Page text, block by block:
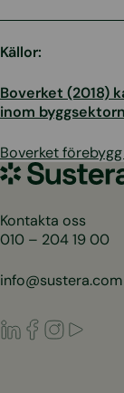
Källor:
Boverket (2018)
inom byggsektorn
Boverket
Sustera
Sweden
Kontakta oss
010 – 204 19 00
info@sustera.com
LinkedIn
Facebook
Instagram